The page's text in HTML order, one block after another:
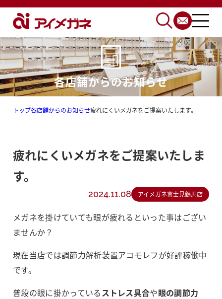
各店舗からのお知らせ
トップ各店舗からのお知らせ疲れにくいメガネをご提案いたします。
疲れにくいメガネをご提案いたしま
す。
2024.11.08 アイメガネ富士見鶴馬店
メガネを掛けていても眼が疲れるといった事はござい
ませんか？
現在当店では調節力解析装置アコモレフが好評稼働中
です。
普段の眼に掛かっているストレス具合や眼の調節力